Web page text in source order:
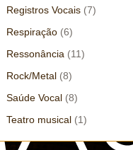
Registros Vocais (7)
Respiração (6)
Ressonância (11)
Rock/Metal (8)
Saúde Vocal (8)
Teatro musical (1)